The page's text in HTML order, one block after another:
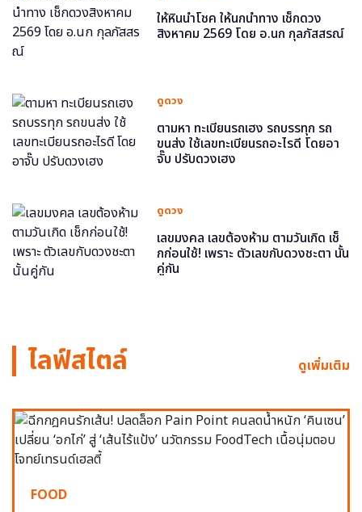
ให้หินนำโชค ให้นกนำทาง เช็กดวง
สิงหาคม 2569 โดย อ.นก กุลภัสสรณ์
ดูดวง
ตามหา ทะเบียนรถเฮง รถบรรทุก รถ
ขนส่ง ใช้เลขทะเบียนรถอะไรดี โดยอา
จั๊บ ปรับดวงเฮง
ดูดวง
เลขมงคล เลขต้องห้าม ตามวันเกิด เช็
กก่อนใช้! เพราะ ตัวเลขกับดวงชะตา นั้น
คู่กัน
ไลฟ์สไตล์ ดูเพิ่มเติม
FOOD